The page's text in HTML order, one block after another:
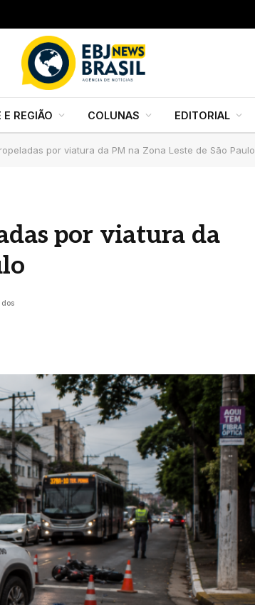
E REGIÃO COLUNAS EDITORIAL
por viatura da PM na Zona Leste de São Paulo
por viatura da